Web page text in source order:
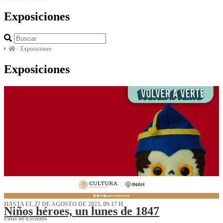
Exposiciones
/ Exposiciones
Exposiciones
HASTA EL 27 DE AGOSTO DE 2023, 09-17 H
Niños héroes, un lunes de 1847
Patio de Escudos